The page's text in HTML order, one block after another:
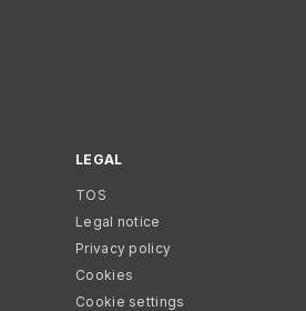
LEGAL
TOS
Legal notice
Privacy policy
Cookies
Cookie settings